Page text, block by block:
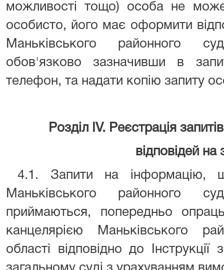
можливості тощо) особа не
особисто, його має оформити
Маньківського районного
обов'язково зазначивши в
телефон, та надати копію запиту
Розділ IV. Реєстрація
відповідей на
4.1. Запити на інформацію,
Маньківського районного
приймаються, попередньо
канцелярією Маньківського
області відповідно до